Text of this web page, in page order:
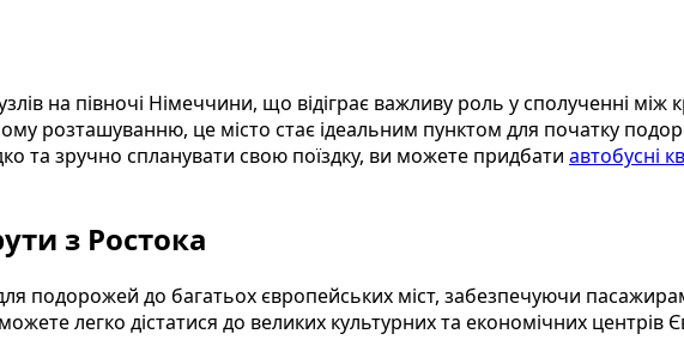
на півночі Німеччини, що відіграє важливу роль у сполученні
розташуванню, це місто стає ідеальним пунктом для початку
та зручно спланувати свою поїздку, ви можете придбати автобусні
з Ростока
подорожей до багатьох європейських міст, забезпечуючи
легко дістатися до великих культурних та економічних центрів